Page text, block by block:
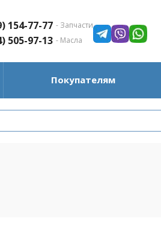
154-77-77 - Запчасти
505-97-13 - Масла
Покупателям